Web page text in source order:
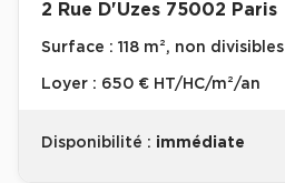
2 Rue D'Uzes 75002 Paris
Surface : 118 m², non divisibles
Loyer : 650 € HT/HC/m²/an
Disponibilité : immédiate